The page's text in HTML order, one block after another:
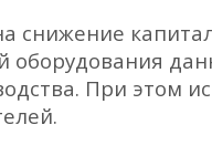
снижение
оборудования
При этом